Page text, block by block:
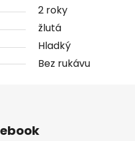
2 roky
žlutá
Hladký
Bez rukávu